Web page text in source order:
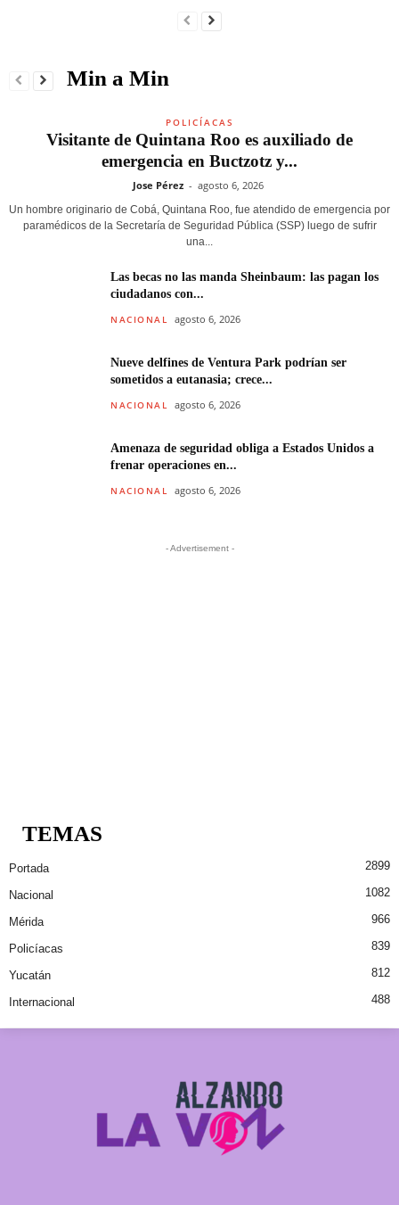
Min a Min
POLICÍACAS
Visitante de Quintana Roo es auxiliado de
emergencia en Buctzotz y...
Jose Pérez - agosto 6, 2026
Un hombre originario de Cobá, Quintana Roo, fue atendido de emergencia por
paramédicos de la Secretaría de Seguridad Pública (SSP) luego de sufrir
una...
Las becas no las manda Sheinbaum: las pagan los
ciudadanos con...
NACIONAL agosto 6, 2026
Nueve delfines de Ventura Park podrían ser
sometidos a eutanasia; crece...
NACIONAL agosto 6, 2026
Amenaza de seguridad obliga a Estados Unidos a
frenar operaciones en...
NACIONAL agosto 6, 2026
- Advertisement -
TEMAS
Portada 2899
Nacional 1082
Mérida 966
Policíacas 839
Yucatán 812
Internacional 488